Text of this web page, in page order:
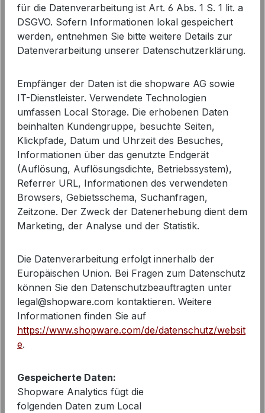
Princess goes Hollywood Leinen T-
Shirt | Tropical-Print Damen Shirt
für die Datenverarbeitung ist Art. 6 Abs. 1 S. 1 lit. a
DSGVO. Sofern Informationen lokal gespeichert
werden, entnehmen Sie bitte weitere Details zur
Datenverarbeitung unserer Datenschutzerklärung.
Empfänger der Daten ist die shopware AG sowie
IT-Dienstleister. Verwendete Technologien
umfassen Local Storage. Die erhobenen Daten
beinhalten Kundengruppe, besuchte Seiten,
Klickpfade, Datum und Uhrzeit des Besuches,
Informationen über das genutzte Endgerät
(Auflösung, Auflösungsdichte, Betriebssystem),
Referrer URL, Informationen des verwendeten
Browsers, Gebietsschema, Suchanfragen,
Zeitzone. Der Zweck der Datenerhebung dient dem
Marketing, der Analyse und der Statistik.
Die Datenverarbeitung erfolgt innerhalb der
Europäischen Union. Bei Fragen zum Datenschutz
können Sie den Datenschutzbeauftragten unter
legal@shopware.com kontaktieren. Weitere
Informationen finden Sie auf
https://www.shopware.com/de/datenschutz/websit
e.
Gespeicherte Daten:
Shopware Analytics fügt die
folgenden Daten zum Local